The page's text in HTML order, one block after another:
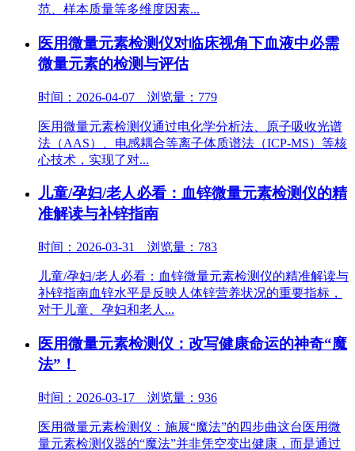
范、样本质量等多维度因素...
医用微量元素检测仪对临床视角下血液中必需
微量元素的检测与评估
时间：2026-04-07 浏览量：779
医用微量元素检测仪通过电化学分析法、原子吸收光谱
法（AAS）、电感耦合等离子体质谱法（ICP-MS）等核
心技术，实现了对...
儿童/孕妇/老人必看：血锌微量元素检测仪的精
准解读与补锌指南
时间：2026-03-31 浏览量：783
儿童/孕妇/老人必看：血锌微量元素检测仪的精准解读与
补锌指南血锌水平是反映人体锌营养状况的重要指标，
对于儿童、孕妇和老人...
医用微量元素检测仪：改写健康命运的神奇“魔
法”！
时间：2026-03-17 浏览量：936
医用微量元素检测仪：施展“魔法”的四步曲这台医用微
量元素检测仪器的“魔法”并非凭空变出健康，而是通过